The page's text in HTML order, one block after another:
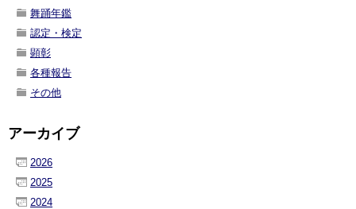
舞踊年鑑
認定・検定
顕彰
各種報告
その他
アーカイブ
2026
2025
2024